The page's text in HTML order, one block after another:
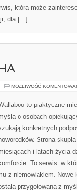
która może
dla […]
MOŻLIWOŚĆ
to praktyczne
o osobach
konkretnych
Strona
i latach życia
komforcie. To serwis, w
z niemowlakiem. Nowe
przygotowana z